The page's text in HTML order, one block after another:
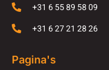
+31 6 55 89 58 09
+31 6 27 21 28 26
Pagina's